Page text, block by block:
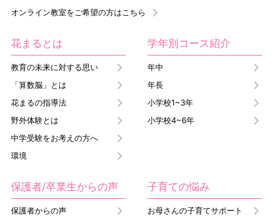
オンライン教室をご希望の方はこちら
花まるとは
教育の未来に対する思い
「算数脳」とは
花まるの指導法
野外体験とは
中学受験をお考えの方へ
環境
学年別コース紹介
年中
年長
小学校1~3年
小学校4~6年
保護者/卒業生からの声
保護者からの声
子育ての悩み
お母さんの子育てサポート